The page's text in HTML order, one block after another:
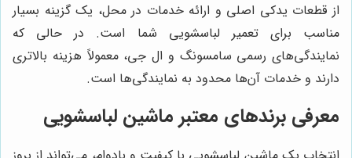
از قطعات یدکی اصلی و ارائه خدمات در محل، یک گزینه بسیار
مناسب برای تعمیر لباسشویی شما است. در حالی که
نمایندگی‌های رسمی سامسونگ و ال جی، معمولاً هزینه بالاتری
دارند و خدمات آن‌ها محدود به نمایندگی‌ها است.
معرفی برندهای معتبر ماشین لباسشویی